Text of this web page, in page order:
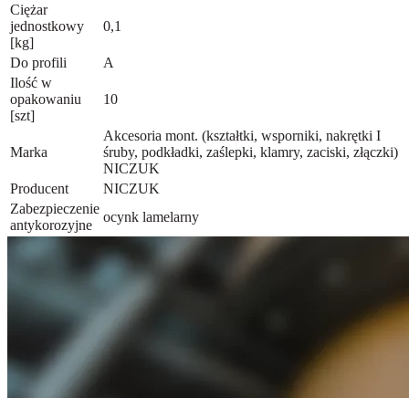
Ciężar
jednostkowy
[kg]
0,1
Do profili
A
Ilość w
opakowaniu
[szt]
10
Marka
Akcesoria mont. (kształtki, wsporniki, nakrętki I
śruby, podkładki, zaślepki, klamry, zaciski, złączki)
NICZUK
Producent
NICZUK
Zabezpieczenie
antykorozyjne
ocynk lamelarny